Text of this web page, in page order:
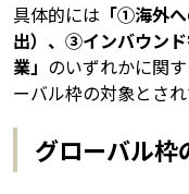
具体的には 「①海外
出）、③インバウン
業」 のいずれかに関
ーバル枠の対象とされ
グローバル枠